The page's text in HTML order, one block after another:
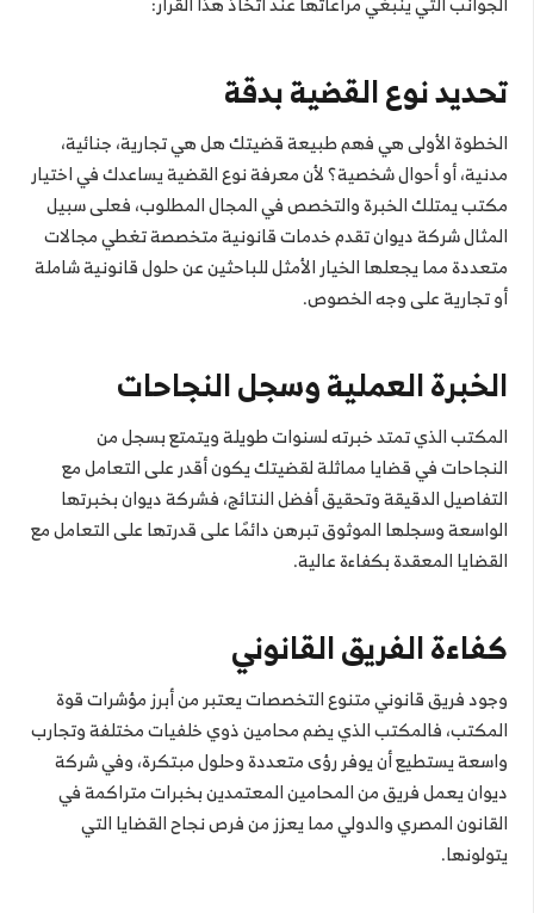
تحديد نوع القضية بدقة
الخطوة الأولى هي فهم طبيعة قضيتك هل هي تجارية، جنائية،
مدنية، أو أحوال شخصية؟ لأن معرفة نوع القضية يساعدك في اختيار
مكتب يمتلك الخبرة والتخصص في المجال المطلوب، فعلى سبيل
المثال شركة ديوان تقدم خدمات قانونية متخصصة تغطي مجالات
متعددة مما يجعلها الخيار الأمثل للباحثين عن حلول قانونية شاملة
أو تجارية على وجه الخصوص.
الخبرة العملية وسجل النجاحات
المكتب الذي تمتد خبرته لسنوات طويلة ويتمتع بسجل من
النجاحات في قضايا مماثلة لقضيتك يكون أقدر على التعامل مع
التفاصيل الدقيقة وتحقيق أفضل النتائج، فشركة ديوان بخبرتها
الواسعة وسجلها الموثوق تبرهن دائمًا على قدرتها على التعامل مع
القضايا المعقدة بكفاءة عالية.
كفاءة الفريق القانوني
وجود فريق قانوني متنوع التخصصات يعتبر من أبرز مؤشرات قوة
المكتب، فالمكتب الذي يضم محامين ذوي خلفيات مختلفة وتجارب
واسعة يستطيع أن يوفر رؤى متعددة وحلول مبتكرة، وفي شركة
ديوان يعمل فريق من المحامين المعتمدين بخبرات متراكمة في
القانون المصري والدولي مما يعزز من فرص نجاح القضايا التي
يتولونها.